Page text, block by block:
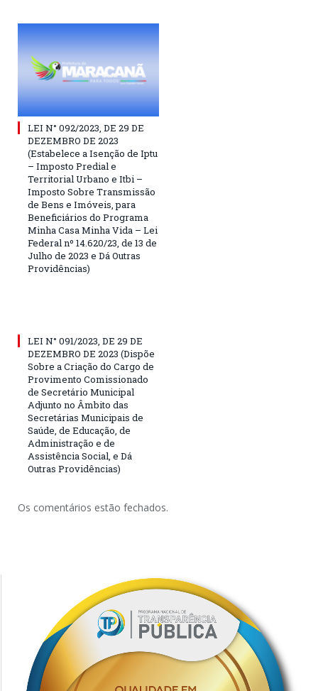
LEI N° 092/2023, DE 29 DE
DEZEMBRO DE 2023
(Estabelece a Isenção de Iptu
– Imposto Predial e
Territorial Urbano e Itbi –
Imposto Sobre Transmissão
de Bens e Imóveis, para
Beneficiários do Programa
Minha Casa Minha Vida – Lei
Federal nº 14.620/23, de 13 de
Julho de 2023 e Dá Outras
Providências)
LEI N° 091/2023, DE 29 DE
DEZEMBRO DE 2023 (Dispõe
Sobre a Criação do Cargo de
Provimento Comissionado
de Secretário Municipal
Adjunto no Âmbito das
Secretárias Municipais de
Saúde, de Educação, de
Administração e de
Assistência Social, e Dá
Outras Providências)
Os comentários estão fechados.